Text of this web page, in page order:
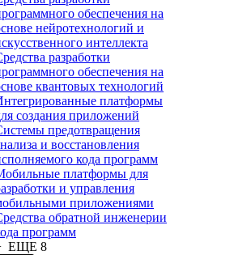
обеспечения на
нейротехнологий и
интеллекта
разработки
обеспечения на
квантовых технологий
платформы
создания приложений
предотвращения
и восстановления
кода программ
платформы для
и управления
приложениями
обратной инженерии
программ
ЕЩЕ 8